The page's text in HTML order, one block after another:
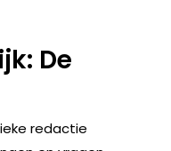
De
redactie